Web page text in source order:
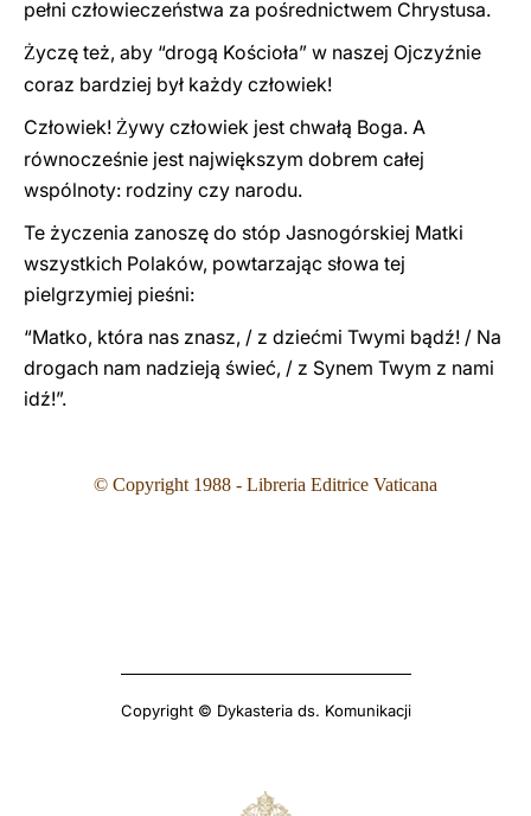
pełni człowieczeństwa za pośrednictwem Chrystusa.
Życzę też, aby “drogą Kościoła” w naszej Ojczyźnie
coraz bardziej był każdy człowiek!
Człowiek! Żywy człowiek jest chwałą Boga. A
równocześnie jest największym dobrem całej
wspólnoty: rodziny czy narodu.
Te życzenia zanoszę do stóp Jasnogórskiej Matki
wszystkich Polaków, powtarzając słowa tej
pielgrzymiej pieśni:
“Matko, która nas znasz, / z dziećmi Twymi bądź! / Na
drogach nam nadzieją świeć, / z Synem Twym z nami
idź!”.
© Copyright 1988 - Libreria Editrice Vaticana
Copyright © Dykasteria ds. Komunikacji